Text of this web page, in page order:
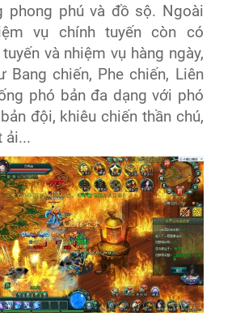
phong phú và đồ sộ. Ngoài
vụ chính tuyến còn có
và nhiệm vụ hàng ngày,
Bang chiến, Phe chiến, Liên
phó bản đa dạng với phó
đội, khiêu chiến thần chú,
ải...